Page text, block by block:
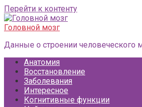
Перейти к контенту
Головной мозг
Данные о строении человеческого
Анатомия
Восстановление
Заболевания
Интересное
Когнитивные функции